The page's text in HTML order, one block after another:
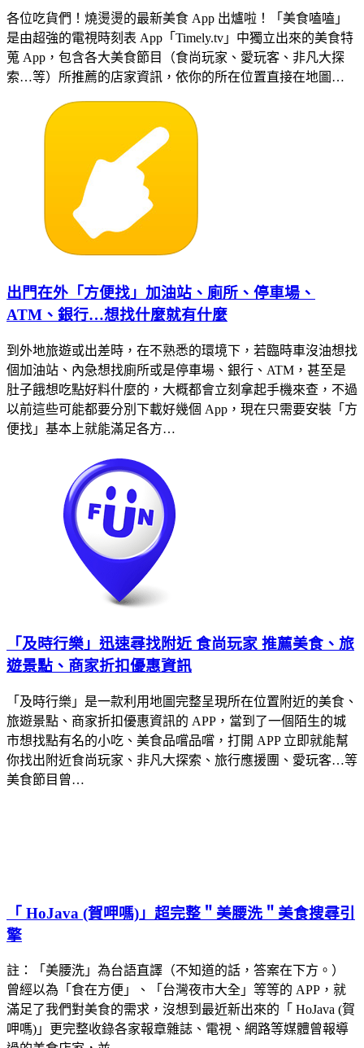
各位吃貨們！燒燙燙的最新美食 App 出爐啦！「美食嗑嗑」
是由超強的電視時刻表 App「Timely.tv」中獨立出來的美食特
蒐 App，包含各大美食節目（食尚玩家、愛玩客、非凡大探
索…等）所推薦的店家資訊，依你的所在位置直接在地圖…
出門在外「方便找」加油站、廁所、停車場、
ATM、銀行…想找什麼就有什麼
到外地旅遊或出差時，在不熟悉的環境下，若臨時車沒油想找
個加油站、內急想找廁所或是停車場、銀行、ATM，甚至是
肚子餓想吃點好料什麼的，大概都會立刻拿起手機來查，不過
以前這些可能都要分別下載好幾個 App，現在只需要安裝「方
便找」基本上就能滿足各方…
「及時行樂」迅速尋找附近 食尚玩家 推薦美食、旅
遊景點、商家折扣優惠資訊
「及時行樂」是一款利用地圖完整呈現所在位置附近的美食、
旅遊景點、商家折扣優惠資訊的 APP，當到了一個陌生的城
市想找點有名的小吃、美食品嚐品嚐，打開 APP 立即就能幫
你找出附近食尚玩家、非凡大探索、旅行應援團、愛玩客…等
美食節目曾…
「 HoJava (賀呷嗎)」超完整＂美腰洗＂美食搜尋引
擎
註：「美腰洗」為台語直譯（不知道的話，答案在下方。）
曾經以為「食在方便」、「台灣夜市大全」等等的 APP，就
滿足了我們對美食的需求，沒想到最近新出來的「 HoJava (賀
呷嗎)」更完整收錄各家報章雜誌、電視、網路等媒體曾報導